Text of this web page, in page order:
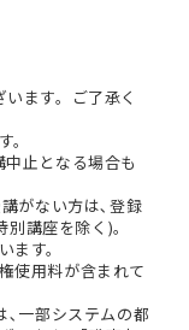
ます。ご了承く
止となる場合も
がない方は､登録
講座を除く)。
す。
使用料が含まれて
､一部システムの都